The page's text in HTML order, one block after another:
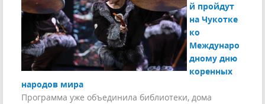
й пройдут
на Чукотке
ко
Междунаро
дному дню
коренных
народов мира
Программа уже объединила библиотеки, дома